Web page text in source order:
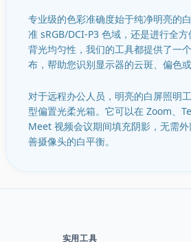
专业级的色彩准确度始于纯净明亮的
准 sRGB/DCI-P3 色域，还是进行全
背光均匀性，我们的工具都提供了一
布，帮助您识别显示器的云斑、偏色或
对于远程办公人员，明亮的白屏照明
型偏置光柔光箱。它可以在 Zoom、
Meet 视频会议期间填充阴影，无需
善摄像头的白平衡。
实用工具